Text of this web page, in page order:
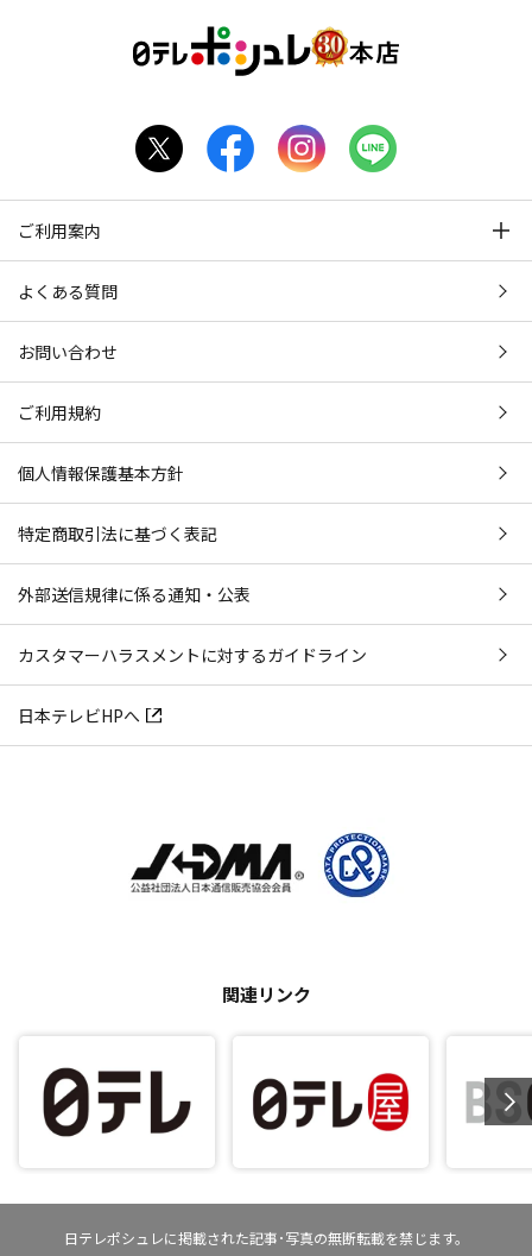
ご利用案内
よくある質問
お問い合わせ
ご利用規約
個人情報保護基本方針
特定商取引法に基づく表記
外部送信規律に係る通知・公表
カスタマーハラスメントに対するガイドライン
日本テレビHPへ
関連リンク
日テレポシュレに掲載された記事･写真の無断転載を禁じます。